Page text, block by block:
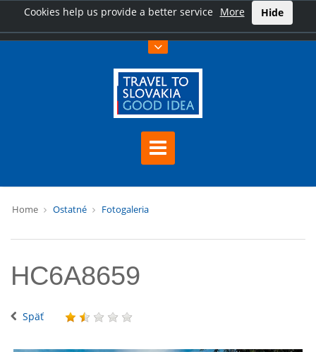
Cookies help us provide a better service More Hide
Home Ostatné Fotogaleria
HC6A8659
Späť